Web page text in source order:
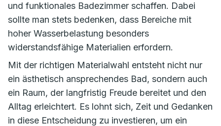
und funktionales Badezimmer schaffen. Dabei
sollte man stets bedenken, dass Bereiche mit
hoher Wasserbelastung besonders
widerstandsfähige Materialien erfordern.
Mit der richtigen Materialwahl entsteht nicht nur
ein ästhetisch ansprechendes Bad, sondern auch
ein Raum, der langfristig Freude bereitet und den
Alltag erleichtert. Es lohnt sich, Zeit und Gedanken
in diese Entscheidung zu investieren, um ein